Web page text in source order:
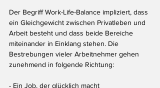
Der Begriff Work-Life-Balance impliziert, dass
ein Gleichgewicht zwischen Privatleben und
Arbeit besteht und dass beide Bereiche
miteinander in Einklang stehen. Die
Bestrebungen vieler Arbeitnehmer gehen
zunehmend in folgende Richtung:
- Ein Job, der glücklich macht